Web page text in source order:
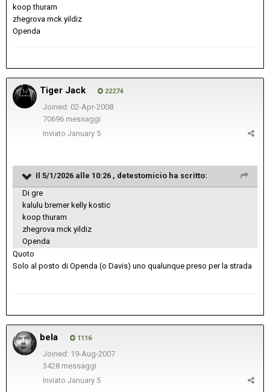
koop thuram
zhegrova mck yildiz
Openda
Tiger Jack 22274
Joined: 02-Apr-2008
70696 messaggi
Inviato January 5
Il 5/1/2026 alle 10:26 , detestomicio ha scritto:
Di gre
kalulu bremer kelly kostic
koop thuram
zhegrova mck yildiz
Openda
Quoto
Solo al posto di Openda (o Davis) uno qualunque preso per la strada
bela 1116
Joined: 19-Aug-2007
3428 messaggi
Inviato January 5